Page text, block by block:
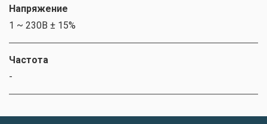
Напряжение
1 ~ 230В ± 15%
Частота
-